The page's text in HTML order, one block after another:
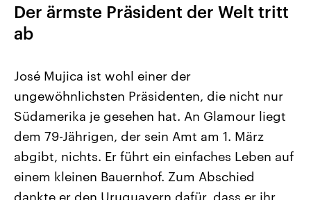
Landtagswahl Sachsen-Anhalt
2026
Alle Informationen
Sachsen-Anhalt wählt am 6.
September 2026 einen neuen
Landtag. Seit 2021 wird das
Bundesland von einer Koalition aus
USA
Aktuelle Beiträge,
Hintergründe
Wirtschaftlich und
gehören die Vereinigten
den mächtigsten Ländern
mit großem Einfluss auf
Der ärmste Präsident der Welt tritt
ab
José Mujica ist wohl einer der
ungewöhnlichsten Präsidenten, die nicht nur
Südamerika je gesehen hat. An Glamour liegt
dem 79-Jährigen, der sein Amt am 1. März
abgibt, nichts. Er führt ein einfaches Leben auf
einem kleinen Bauernhof. Zum Abschied
dankte er den Uruguayern dafür, dass er ihr